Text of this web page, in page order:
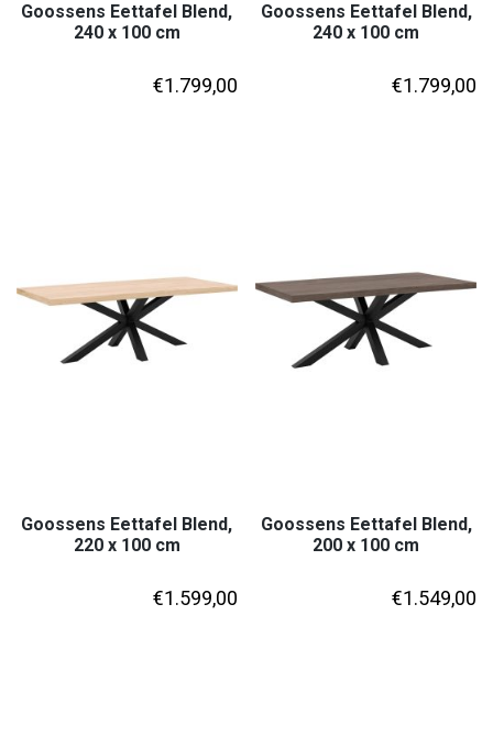
Goossens Eettafel Blend,
240 x 100 cm
€1.799,00
Goossens Eettafel Blend,
240 x 100 cm
€1.799,00
Goossens Eettafel Blend,
220 x 100 cm
€1.599,00
Goossens Eettafel Blend,
200 x 100 cm
€1.549,00